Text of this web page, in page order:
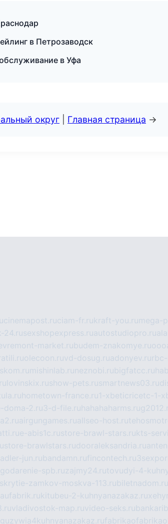
в Петрозаводск
в Уфа
округ Главная страница →
cinemapost.ruciam-fr.rukraft-you.ru mega-
24.rusexshopexpress.ruautostudiopro.ru
market.rubudem-znakomye.ru
olecoon.ruvd-dosug.ruadonyev.ru
mishinlab.ru neznobi.rubigfatcc.ru
lovinskix.rushow-pets.rusmartnews03.ru
hometown-france.ru1-xbeticricetc-1-
doma-2.ru3-d-file.ru hahahaharms.ru
airgungames.ruallseo-host.ru
e-abis1c.rustore-brawl-stars.rukts-
store-brawlstars.rudooraleksandria.ru
adler-jun.rubandamn.rufincontech.ru
spb.ruzajmy24.rutovudyi-4-
zamkov-moskva-113.rubiletnadom.ru
kitubeu-2-kuhnyanazakaz.ru
vladivostok-map.ruvideo-seks.ru
guzywia4kuhnyanazakaz.ru